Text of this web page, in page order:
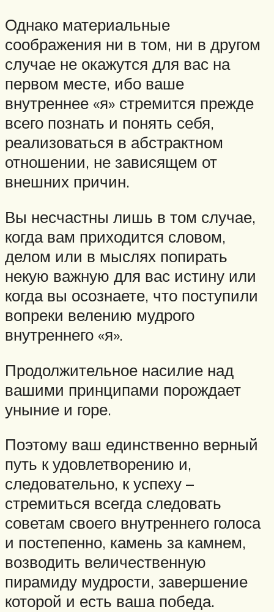
Однако материальные
соображения ни в том, ни в другом
случае не окажутся для вас на
первом месте, ибо ваше
внутреннее «я» стремится прежде
всего познать и понять себя,
реализоваться в абстрактном
отношении, не зависящем от
внешних причин.
Вы несчастны лишь в том случае,
когда вам приходится словом,
делом или в мыслях попирать
некую важную для вас истину или
когда вы осознаете, что поступили
вопреки велению мудрого
внутреннего «я».
Продолжительное насилие над
вашими принципами порождает
уныние и горе.
Поэтому ваш единственно верный
путь к удовлетворению и,
следовательно, к успеху –
стремиться всегда следовать
советам своего внутреннего голоса
и постепенно, камень за камнем,
возводить величественную
пирамиду мудрости, завершение
которой и есть ваша победа.